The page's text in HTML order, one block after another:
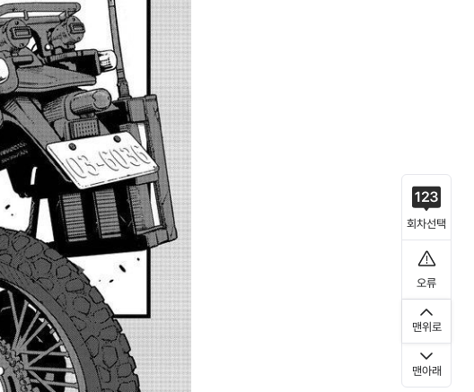
회차선택
오류
맨위로
맨아래